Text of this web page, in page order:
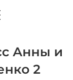
Анны и
2